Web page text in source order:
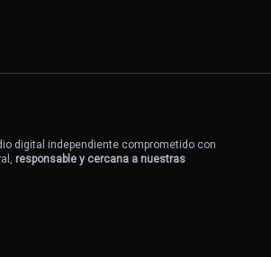
digital independiente comprometido con
responsable y cercana a nuestras